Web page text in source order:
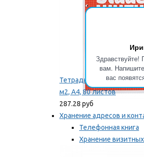
Здравствуйте!
вам.
вас
Тетрадь для левши
м2, А4, 80 листов
287.28 руб
Хранение адресов и
Телефонная книга
Хранение